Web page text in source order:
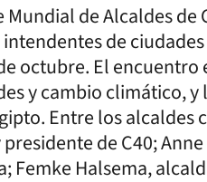
de Alcaldes de
de
octubre. El encuentro
y cambio climático, y
Entre los alcaldes
de C40;
Femke Halsema,